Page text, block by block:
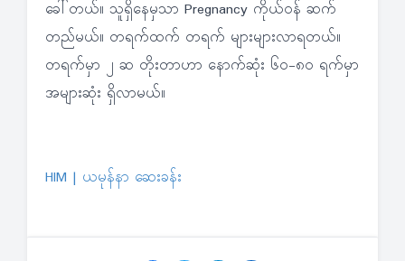
ခေါ်တယ်။ သူရှိနေမှသာ Pregnancy ကိုယ်ဝန် ဆက်
တည်မယ်။ တရက်ထက် တရက် များများလာရတယ်။
တရက်မှာ ၂ ဆ တိုးတာဟာ နောက်ဆုံး ၆ဝ-၈ဝ ရက်မှာ
အများဆုံး ရှိလာမယ်။
HIM | ယမုန်နာ ဆေးခန်း